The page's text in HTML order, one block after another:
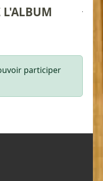
L'ALBUM
participer